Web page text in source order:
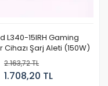
L340-15IRH Gaming
Şarj Aleti (150W)
2.163,72 TL
1.708,20 TL